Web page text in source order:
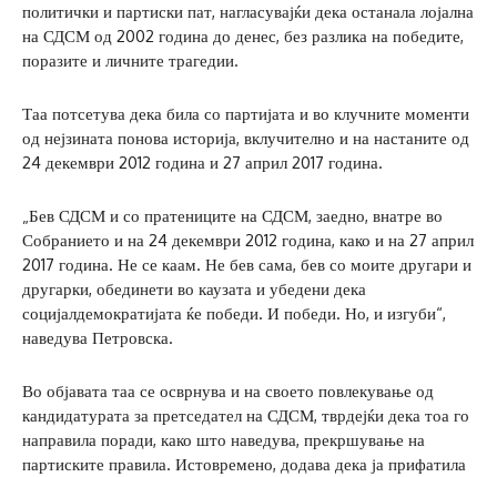
политички и партиски пат, нагласувајќи дека останала лојална
на СДСМ од 2002 година до денес, без разлика на победите,
поразите и личните трагедии.
Таа потсетува дека била со партијата и во клучните моменти
од нејзината понова историја, вклучително и на настаните од
24 декември 2012 година и 27 април 2017 година.
„Бев СДСМ и со пратениците на СДСМ, заедно, внатре во
Собранието и на 24 декември 2012 година, како и на 27 април
2017 година. Не се каам. Не бев сама, бев со моите другари и
другарки, обединети во каузата и убедени дека
социјалдемократијата ќе победи. И победи. Но, и изгуби“,
наведува Петровска.
Во објавата таа се осврнува и на своето повлекување од
кандидатурата за претседател на СДСМ, тврдејќи дека тоа го
направила поради, како што наведува, прекршување на
партиските правила. Истовремено, додава дека ја прифатила